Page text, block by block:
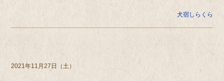
犬宿しらくら
2021年11月27日（土）